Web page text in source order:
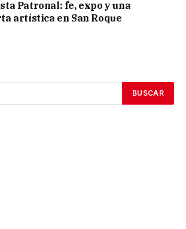
Patronal: fe, expo y una
artística en San Roque